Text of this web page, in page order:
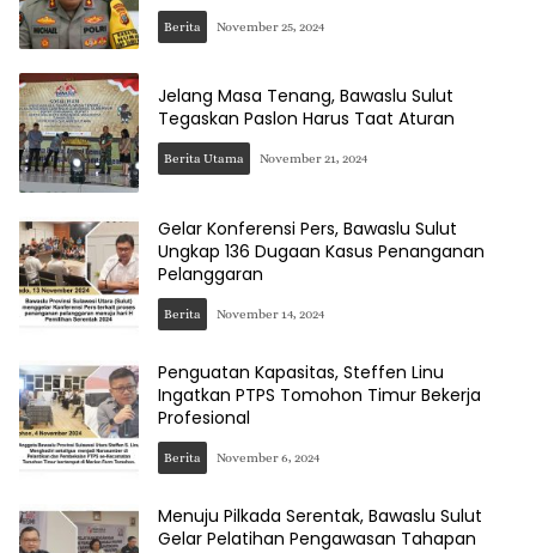
Berita November 25, 2024
Jelang Masa Tenang, Bawaslu Sulut
Tegaskan Paslon Harus Taat Aturan
Berita Utama November 21, 2024
Gelar Konferensi Pers, Bawaslu Sulut
Ungkap 136 Dugaan Kasus Penanganan
Pelanggaran
Berita November 14, 2024
Penguatan Kapasitas, Steffen Linu
Ingatkan PTPS Tomohon Timur Bekerja
Profesional
Berita November 6, 2024
Menuju Pilkada Serentak, Bawaslu Sulut
Gelar Pelatihan Pengawasan Tahapan